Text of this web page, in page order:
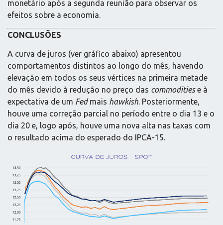
monetário após a segunda reunião para observar os
efeitos sobre a economia.
CONCLUSÕES
A curva de juros (ver gráfico abaixo) apresentou
comportamentos distintos ao longo do mês, havendo
elevação em todos os seus vértices na primeira metade
do mês devido à redução no preço das commoditiese à
expectativa de um Fedmais hawkish. Posteriormente,
houve uma correção parcial no período entre o dia 13 e o
dia 20 e, logo após, houve uma nova alta nas taxas com
o resultado acima do esperado do IPCA-15.